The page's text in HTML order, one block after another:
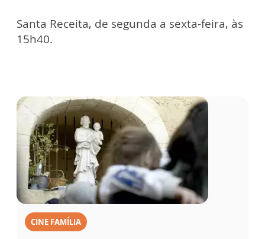
Santa Receita, de segunda a sexta-feira, às
15h40.
CINE FAMÍLIA